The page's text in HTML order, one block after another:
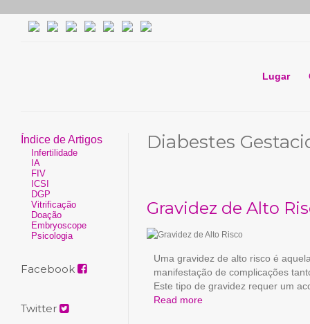
Lugar
Índice de Artigos
Infertilidade
IA
FIV
ICSI
DGP
Vitrificação
Doação
Embryoscope
Psicologia
Facebook
Twitter
Diabestes
Gravidez de Alto
Uma gravidez de alto risco é
manifestação de complicações
Este tipo de gravidez requer um
Read more